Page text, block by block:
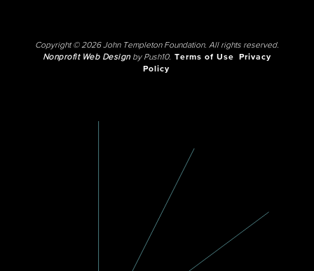
Copyright © 2026 John Templeton Foundation. All rights reserved.
Nonprofit Web Designby Push10. Terms of Use
Privacy
Policy